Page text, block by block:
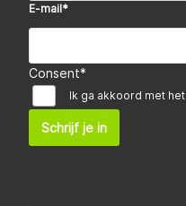
E-mail*
Consent*
Ik ga akkoord met het
Schrijf je in